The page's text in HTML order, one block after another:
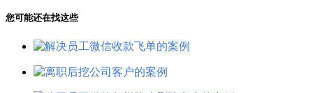
您可能还在找这些